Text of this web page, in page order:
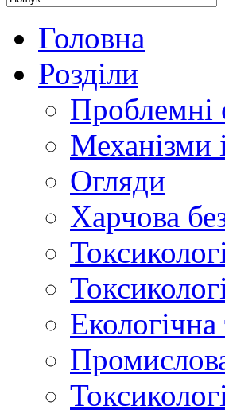
Головна
Розділи
Проблемні
Механізми
Огляди
Харчова
Екологічна